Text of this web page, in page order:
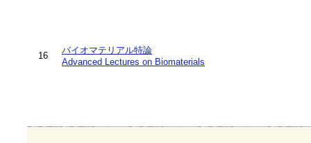
16
バイオマテリアル特論
Advanced Lectures on Biomaterials